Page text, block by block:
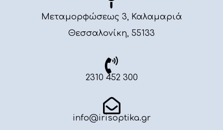
Μεταμορφώσεως 3, Καλαμαριά
Θεσσαλονίκη, 55133
2310 452 300
info@irisoptika.gr